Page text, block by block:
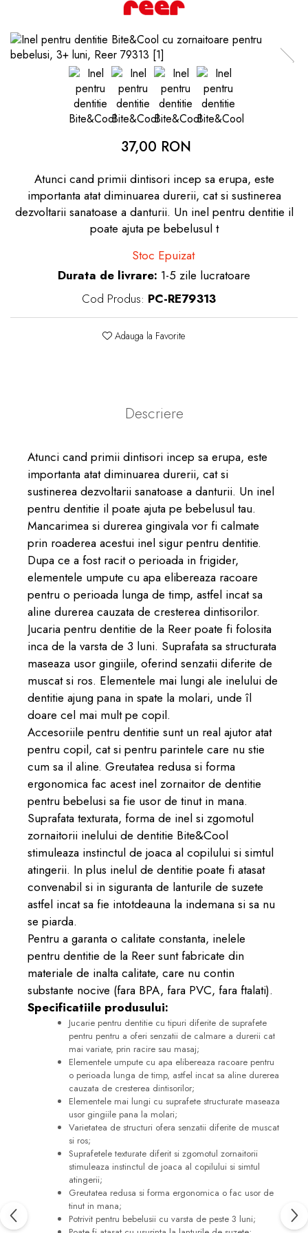
Produse de protecție
Bandă avertizare
Accesorii Cărucioare
Set protecții copii
Scaune auto copii
Siguranță auto copii
Tapet protector perete
Incălzitoare biberoane
copii
Termosuri, recipiente
mâncare pentru copii
Termometre copii
Căști antifonice copii și
dopuri de urechi
Produse îngrijire copii
Masinute, avioane,
motociclete
Jocuri de pictura si desen
Jucarii muzicale
Jucării educative copii37,00 RON
Atunci cand primii dintisori incep sa erupa, este
importanta atat diminuarea durerii, cat si sustinerea
dezvoltarii sanatoase a danturii. Un inel pentru dentitie il
poate ajuta pe bebelusul t
Stoc Epuizat
Durata de livrare: 1-5 zile lucratoare
Cod Produs: PC-RE79313
Adauga la Favorite
Descriere
Atunci cand primii dintisori incep sa erupa, este
importanta atat diminuarea durerii, cat si
sustinerea dezvoltarii sanatoase a danturii. Un inel
pentru dentitie il poate ajuta pe bebelusul tau.
Mancarimea si durerea gingivala vor fi calmate
prin roaderea acestui inel sigur pentru dentitie.
Dupa ce a fost racit o perioada in frigider,
elementele umpute cu apa elibereaza racoare
pentru o perioada lunga de timp, astfel incat sa
aline durerea cauzata de cresterea dintisorilor.
Jucaria pentru dentitie de la Reer poate fi folosita
inca de la varsta de 3 luni. Suprafata sa structurata
maseaza usor gingiile, oferind senzatii diferite de
muscat si ros. Elementele mai lungi ale inelului de
dentitie ajung pana in spate la molari, unde îl
doare cel mai mult pe copil.
Accesoriile pentru dentitie sunt un real ajutor atat
pentru copil, cat si pentru parintele care nu stie
cum sa il aline. Greutatea redusa si forma
ergonomica fac acest inel zornaitor de dentitie
pentru bebelusi sa fie usor de tinut in mana.
Suprafata texturata, forma de inel si zgomotul
zornaitorii inelului de dentitie Bite&Cool
stimuleaza instinctul de joaca al copilului si simtul
atingerii. In plus inelul de dentitie poate fi atasat
convenabil si in siguranta de lanturile de suzete
astfel incat sa fie intotdeauna la indemana si sa nu
se piarda.
Pentru a garanta o calitate constanta, inelele
pentru dentitie de la Reer sunt fabricate din
materiale de inalta calitate, care nu contin
substante nocive (fara BPA, fara PVC, fara ftalati).
Specificatiile produsului:
Jucarie pentru dentitie cu tipuri diferite de suprafete
pentru pentru a oferi senzatii de calmare a durerii cat
mai variate, prin racire sau masaj;
Elementele umpute cu apa elibereaza racoare pentru
o perioada lunga de timp, astfel incat sa aline durerea
cauzata de cresterea dintisorilor;
Elementele mai lungi cu suprafete structurate maseaza
usor gingiile pana la molari;
Varietatea de structuri ofera senzatii diferite de muscat
si ros;
Suprafetele texturate diferit si zgomotul zornaitorii
stimuleaza instinctul de joaca al copilului si simtul
atingerii;
Greutatea redusa si forma ergonomica o fac usor de
tinut in mana;
Potrivit pentru bebelusii cu varsta de peste 3 luni;